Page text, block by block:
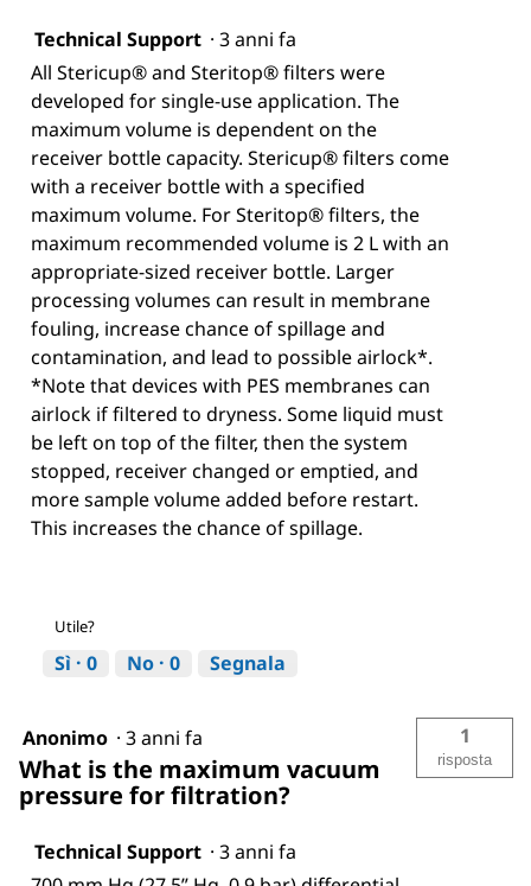
Technical Support · 3 anni fa
All Stericup® and Steritop® filters were
developed for single-use application. The
maximum volume is dependent on the
receiver bottle capacity. Stericup® filters come
with a receiver bottle with a specified
maximum volume. For Steritop® filters, the
maximum recommended volume is 2 L with an
appropriate-sized receiver bottle. Larger
processing volumes can result in membrane
fouling, increase chance of spillage and
contamination, and lead to possible airlock*.
*Note that devices with PES membranes can
airlock if filtered to dryness. Some liquid must
be left on top of the filter, then the system
stopped, receiver changed or emptied, and
more sample volume added before restart.
This increases the chance of spillage.
Utile?
Sì · 0 No · 0 Segnala
Anonimo · 3 anni fa
What is the maximum vacuum
pressure for filtration?
1
risposta
Technical Support · 3 anni fa